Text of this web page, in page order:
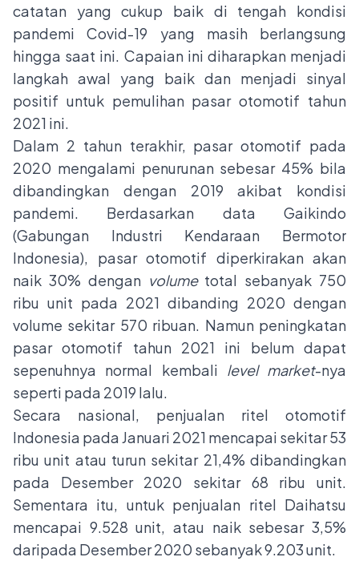
catatan yang cukup baik di tengah kondisi
pandemi Covid-19 yang masih berlangsung
hingga saat ini. Capaian ini diharapkan menjadi
langkah awal yang baik dan menjadi sinyal
positif untuk pemulihan pasar otomotif tahun
2021 ini.
Dalam 2 tahun terakhir, pasar otomotif pada
2020 mengalami penurunan sebesar 45% bila
dibandingkan dengan 2019 akibat kondisi
pandemi. Berdasarkan data Gaikindo
(Gabungan Industri Kendaraan Bermotor
Indonesia), pasar otomotif diperkirakan akan
naik 30% dengan volumetotal sebanyak 750
ribu unit pada 2021 dibanding 2020 dengan
volume sekitar 570 ribuan. Namun peningkatan
pasar otomotif tahun 2021 ini belum dapat
sepenuhnya normal kembali level market-nya
seperti pada 2019 lalu.
Secara nasional, penjualan ritel otomotif
Indonesia pada Januari 2021 mencapai sekitar 53
ribu unit atau turun sekitar 21,4% dibandingkan
pada Desember 2020 sekitar 68 ribu unit.
Sementara itu, untuk penjualan ritel Daihatsu
mencapai 9.528 unit, atau naik sebesar 3,5%
daripada Desember 2020 sebanyak 9.203 unit.